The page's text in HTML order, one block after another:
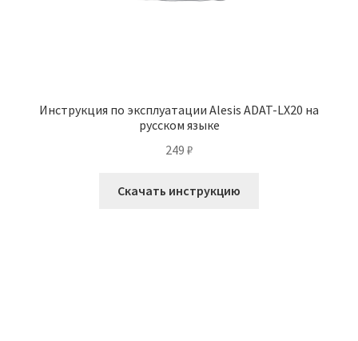
Инструкция по эксплуатации Alesis ADAT-LX20 на
русском языке
249 ₽
Скачать инструкцию